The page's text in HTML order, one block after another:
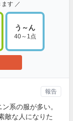
す ／
う～ん
40～1点
系の服が多い。
敵な人になりた
報告